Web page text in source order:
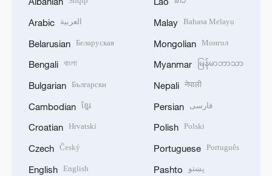
Arabic العربية
Belarusian Беларуская
Bengali বাংলা
Bulgarian Български
Cambodian ខ្មែរ
Croatian Hrvatski
Czech Český
English English
Malay Bahasa Melayu
Mongolian Монгол
Myanmar မြန်မာဘာသာ
Nepali नेपाली
Persian فارسی
Polish Polski
Portuguese Português
Pashto پښتو